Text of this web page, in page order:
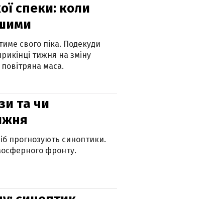
спеки: коли
свого піка. Подекуди
тижня на зміну
маса.
та чи
прогнозують синоптики.
фронту.